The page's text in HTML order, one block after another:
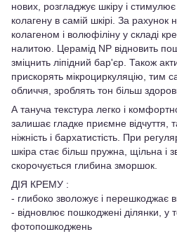
нових, розгладжує шкіру і
колагену в самій шкірі. За
колагеном і волюфiлiну у складі
налитою. Церамід NP вiдновить
зміцнить ліпідний бар'єр. Також
прискорять мікроциркуляцію, тим
обличчя, зроблять тон бiльш
А тануча текстура легко і
залишає гладке приємне відчуття,
ніжність і бархатистість. При
шкіра стає більш пружна, щільна і
скорочується глибина зморшок.
ДІЯ КРЕМУ :
- глибоко зволожує і перешкоджає
- відновлює пошкоджені ділянки, у
фотопошкоджень